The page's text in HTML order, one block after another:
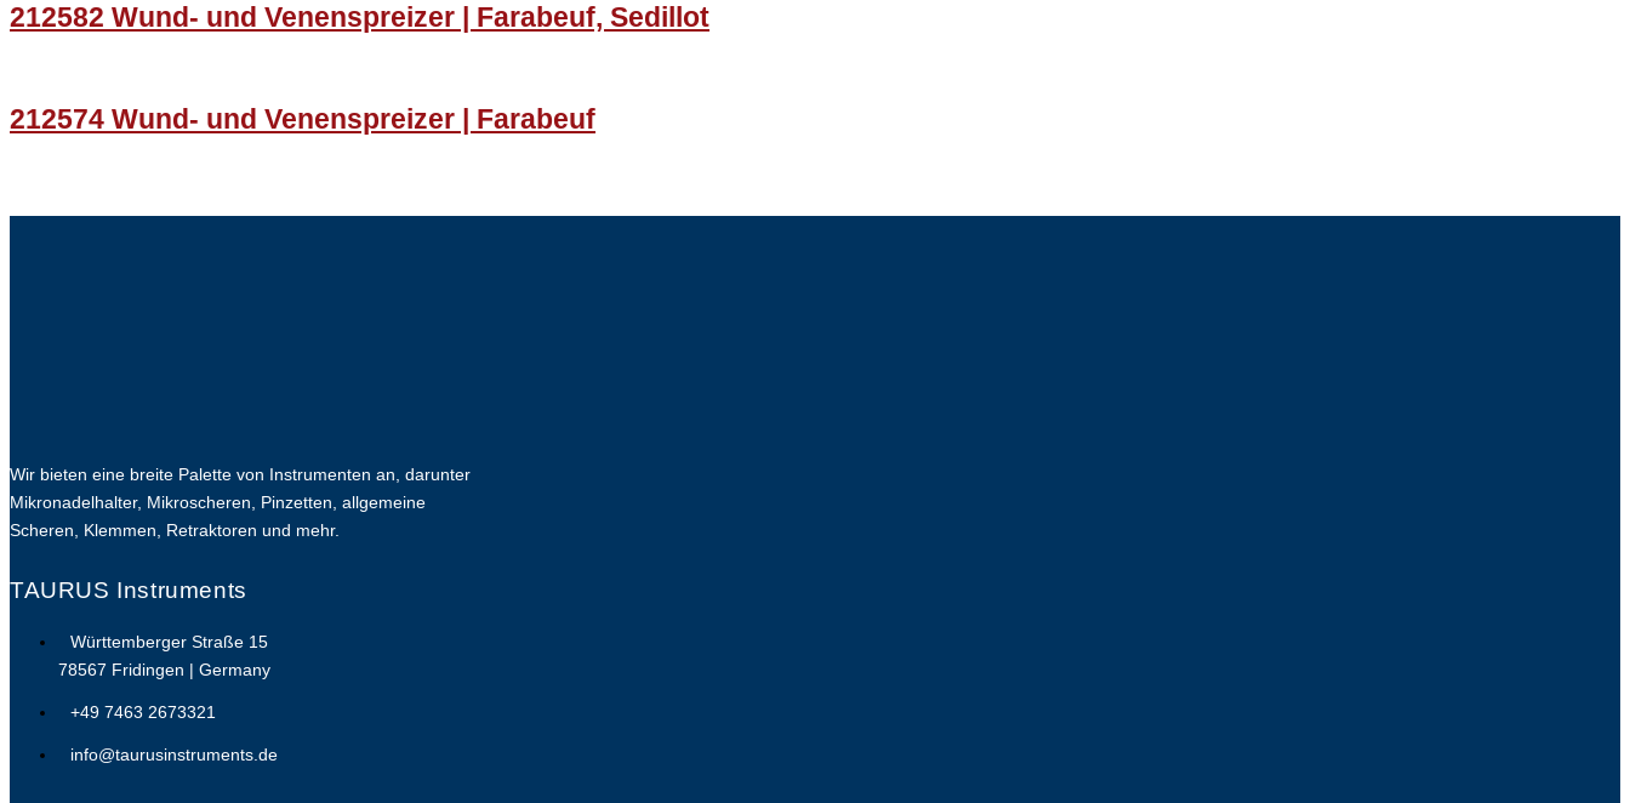
212582 Wund- und Venenspreizer | Farabeuf, Sedillot
212574 Wund- und Venenspreizer | Farabeuf
Wir bieten eine breite Palette von Instrumenten an, darunter
Mikronadelhalter, Mikroscheren, Pinzetten, allgemeine
Scheren, Klemmen, Retraktoren und mehr.
TAURUS Instruments
Württemberger Straße 15
78567 Fridingen | Germany
+49 7463 2673321
info@taurusinstruments.de